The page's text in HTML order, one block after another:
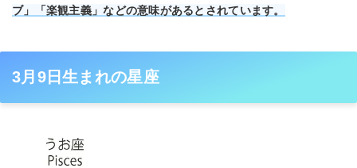
ブ」「楽観主義」などの意味があるとされています。
3月9日生まれの星座